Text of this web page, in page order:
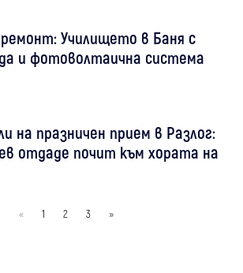
Училището в Баня с
и фотоволтаична система
на празничен прием в Разлог:
отдаде почит към хората на
« 1 2 3 »